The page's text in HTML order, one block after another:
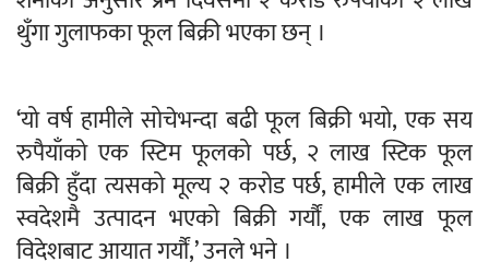
थुँगा गुलाफका फूल बिक्री भएका छन् ।
‘यो वर्ष हामीले सोचेभन्दा बढी फूल बिक्री भयो, एक सय
रुपैयाँको एक स्टिम फूलको पर्छ, २ लाख स्टिक फूल
बिक्री हुँदा त्यसको मूल्य २ करोड पर्छ, हामीले एक लाख
स्वदेशमै उत्पादन भएको बिक्री गर्यौं, एक लाख फूल
विदेशबाट आयात गर्यौं,’ उनले भने ।